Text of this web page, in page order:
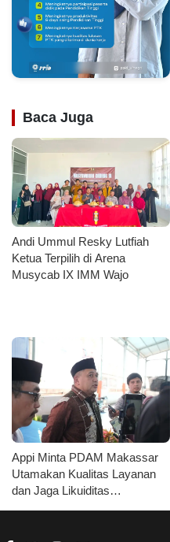
Baca Juga
Andi Ummul Resky Lutfiah
Ketua Terpilih di Arena
Musycab IX IMM Wajo
Appi Minta PDAM Makassar
Utamakan Kualitas Layanan
dan Jaga Likuiditas